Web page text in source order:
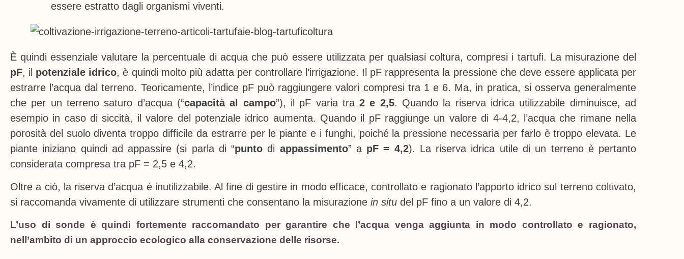
essere estratto dagli organismi viventi.
È quindi essenziale valutare la percentuale di acqua che può essere utilizzata per qualsiasi coltura, compresi i tartufi. La misurazione del
pF, il potenziale idrico, è quindi molto più adatta per controllare l’irrigazione. Il pF rappresenta la pressione che deve essere applicata per
estrarre l’acqua dal terreno. Teoricamente, l’indice pF può raggiungere valori compresi tra 1 e 6. Ma, in pratica, si osserva generalmente
che per un terreno saturo d’acqua (“capacità al campo”), il pF varia tra2 e 2,5. Quando la riserva idrica utilizzabile diminuisce, ad
esempio in caso di siccità, il valore del potenziale idrico aumenta. Quando il pF raggiunge un valore di 4-4,2, l’acqua che rimane nella
porosità del suolo diventa troppo difficile da estrarre per le piante e i funghi, poiché la pressione necessaria per farlo è troppo elevata. Le
piante iniziano quindi ad appassire (si parla di “punto di appassimento” a pF = 4,2). La riserva idrica utile di un terreno è pertanto
considerata compresa tra pF = 2,5 e 4,2.
Oltre a ciò, la riserva d’acqua è inutilizzabile. Al fine di gestire in modo efficace, controllato e ragionato l’apporto idrico sul terreno coltivato,
si raccomanda vivamente di utilizzare strumenti che consentano la misurazione in situ del pF fino a un valore di 4,2.
L’uso di sonde è quindi fortemente raccomandato per garantire che l’acqua venga aggiunta in modo controllato e ragionato,
nell’ambito di un approccio ecologico alla conservazione delle risorse.